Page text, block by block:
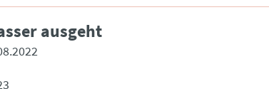
ausgeht